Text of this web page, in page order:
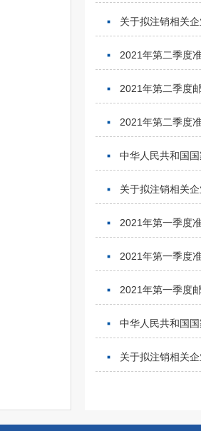
关于拟注销相关
2021年第二季度
2021年第二季度
2021年第二季度
中华人民共和国
关于拟注销相关
2021年第一季度
2021年第一季度
2021年第一季度
中华人民共和国
关于拟注销相关